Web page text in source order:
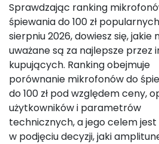
Sprawdzając ranking
śpiewania do 100 zł
sierpniu 2026, dowiesz się, jakie
uważane są za najlepsze przez
kupujących. Ranking obejmuje
porównanie mikrofonów do
do 100 zł pod względem ceny,
użytkowników i parametrów
technicznych, a jego celem
w podjęciu decyzji, jaki